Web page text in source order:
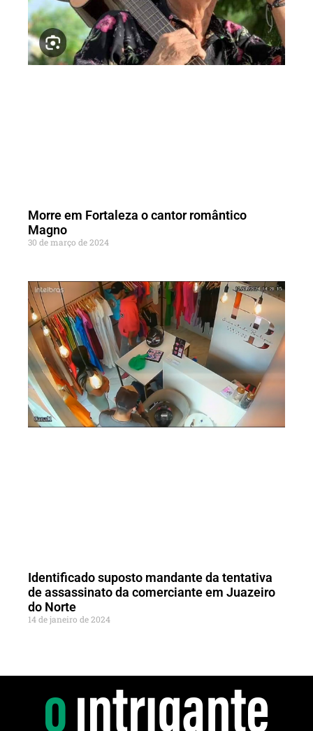
Morre em Fortaleza o cantor romântico
Magno
30 de março de 2024
Identificado suposto mandante da tentativa
de assassinato da comerciante em Juazeiro
do Norte
14 de janeiro de 2024